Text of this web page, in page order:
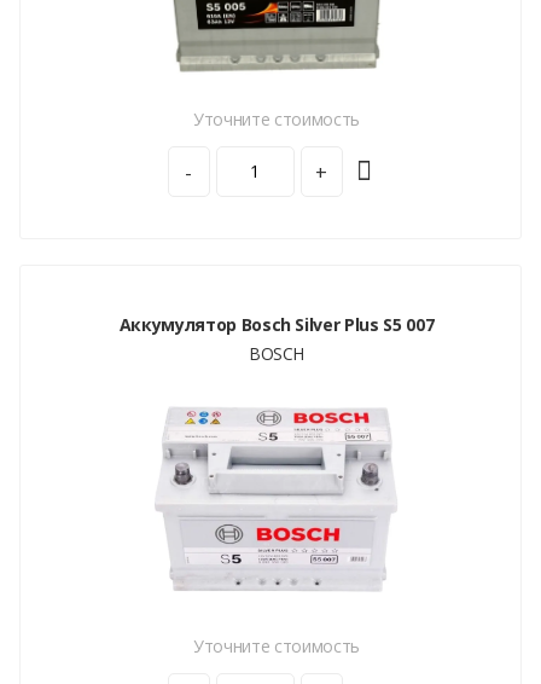
Уточните стоимость
- +
Аккумулятор Bosch Silver Plus S5 007
BOSCH
Уточните стоимость